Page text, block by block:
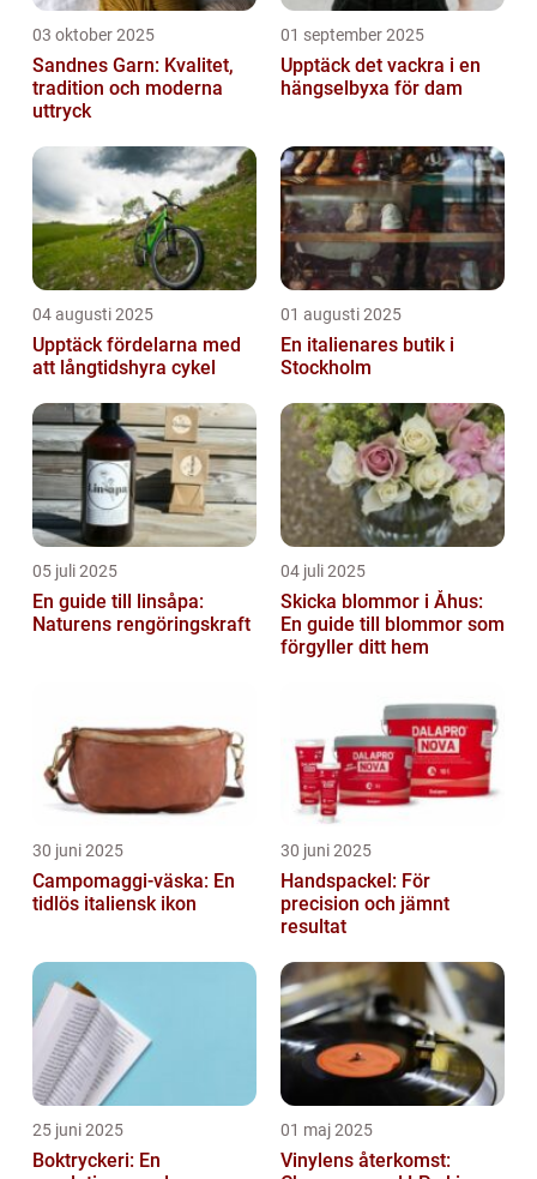
03 oktober 2025
Sandnes Garn: Kvalitet,
tradition och moderna
uttryck
01 september 2025
Upptäck det vackra i en
hängselbyxa för dam
04 augusti 2025
Upptäck fördelarna med
att långtidshyra cykel
01 augusti 2025
En italienares butik i
Stockholm
05 juli 2025
En guide till linsåpa:
Naturens rengöringskraft
04 juli 2025
Skicka blommor i Åhus:
En guide till blommor som
förgyller ditt hem
30 juni 2025
Campomaggi-väska: En
tidlös italiensk ikon
30 juni 2025
Handspackel: För
precision och jämnt
resultat
25 juni 2025
Boktryckeri: En
01 maj 2025
Vinylens återkomst: